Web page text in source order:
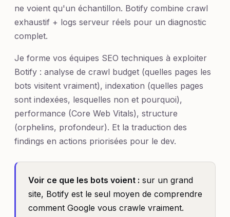
ne voient qu'un échantillon. Botify combine crawl
exhaustif + logs serveur réels pour un diagnostic
complet.
Je forme vos équipes SEO techniques à exploiter
Botify : analyse de crawl budget (quelles pages les
bots visitent vraiment), indexation (quelles pages
sont indexées, lesquelles non et pourquoi),
performance (Core Web Vitals), structure
(orphelins, profondeur). Et la traduction des
findings en actions priorisées pour le dev.
Voir ce que les bots voient : sur un grand
site, Botify est le seul moyen de comprendre
comment Google vous crawle vraiment.